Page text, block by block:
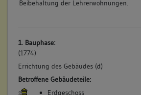
Beibehaltung der Lehrerwohnungen.
1. Bauphase:
(1774)
Errichtung des Gebäudes (d)
Betroffene Gebäudeteile:
Erdgeschoss